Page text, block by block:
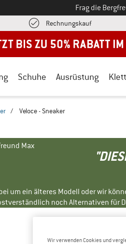
Frag die
RechnungskaufFinde die
Schuhe Ausrüstung
/ Veloce - Sneaker
Max
um ein älteres Modell oder wir
noch Alternativen für
Wir verwenden Cookies und